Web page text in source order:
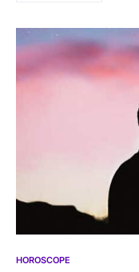
HOROSCOPE